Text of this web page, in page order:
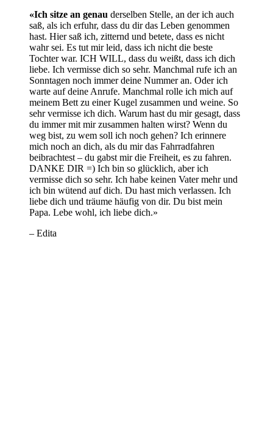
«Ich sitze an genau derselben Stelle, an der ich auch
saß, als ich erfuhr, dass du dir das Leben genommen
hast. Hier saß ich, zitternd und betete, dass es nicht
wahr sei. Es tut mir leid, dass ich nicht die beste
Tochter war. ICH WILL, dass du weißt, dass ich dich
liebe. Ich vermisse dich so sehr. Manchmal rufe ich an
Sonntagen noch immer deine Nummer an. Oder ich
warte auf deine Anrufe. Manchmal rolle ich mich auf
meinem Bett zu einer Kugel zusammen und weine. So
sehr vermisse ich dich. Warum hast du mir gesagt, dass
du immer mit mir zusammen halten wirst? Wenn du
weg bist, zu wem soll ich noch gehen? Ich erinnere
mich noch an dich, als du mir das Fahrradfahren
beibrachtest – du gabst mir die Freiheit, es zu fahren.
DANKE DIR =) Ich bin so glücklich, aber ich
vermisse dich so sehr. Ich habe keinen Vater mehr und
ich bin wütend auf dich. Du hast mich verlassen. Ich
liebe dich und träume häufig von dir. Du bist mein
Papa. Lebe wohl, ich liebe dich.»
– Edita